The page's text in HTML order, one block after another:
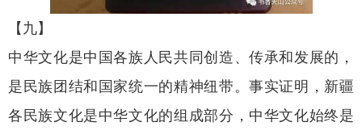
【九】
中华文化是中国各族人民共同创造、传承和发展的，
是民族团结和国家统一的精神纽带。事实证明，新疆
各民族文化是中华文化的组成部分，中华文化始终是